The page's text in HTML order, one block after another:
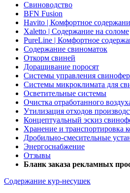
Свиноводство
BFN Fusion
Havito | Комфортное
Xaletto | Содержание на соломе
PureLine | Комфортное
Содержание свиноматок
Откорм свиней
Доращивание поросят
Системы управления
Системы микроклимата для
Осветительные системы
Очистка отработанного
Утилизация отходов
Концептуальный эскиз
Хранение и транспортировка
Дробильно-смесительные
Энергоснабжение
Отзывы
Бланк заказа рекламных
Содержание кур-несушек